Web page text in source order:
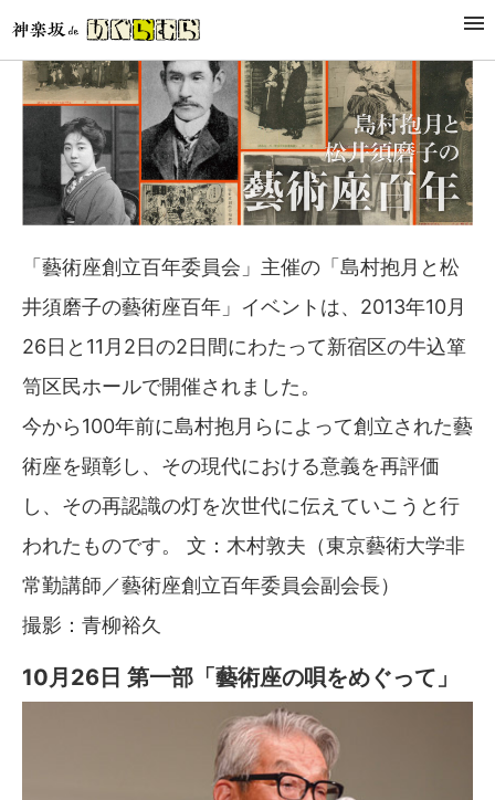
「藝術座創立百年委員会」主催の「島村抱月と松
井須磨子の藝術座百年」イベントは、2013年10月
26日と11月2日の2日間にわたって新宿区の牛込箪
笥区民ホールで開催されました。
今から100年前に島村抱月らによって創立された藝
術座を顕彰し、その現代における意義を再評価
し、その再認識の灯を次世代に伝えていこうと行
われたものです。 文：木村敦夫（東京藝術大学非
常勤講師／藝術座創立百年委員会副会長）
撮影：青柳裕久
10月26日 第一部「藝術座の唄をめぐって」